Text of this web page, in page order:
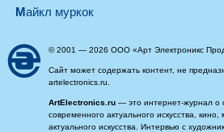
майкл муркок
© 2001 — 2026 ООО «Арт Электроникс
Сайт может содержать контент, не
artelectronics.ru.
ArtElectronics.ru — это интернет-журнал о
современного актуального искусства,
актуального искусства. Интервью с